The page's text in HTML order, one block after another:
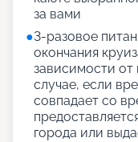
за вами
●3-разовое
окончания
зависимости от
случае, если
совпадает со
города или